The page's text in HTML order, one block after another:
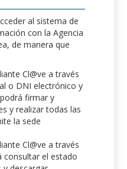
al sistema de
con la Agencia
de manera que
Cl@ve a través
o DNI electrónico y
firmar y
y realizar todas las
la sede
Cl@ve a través
consultar el estado